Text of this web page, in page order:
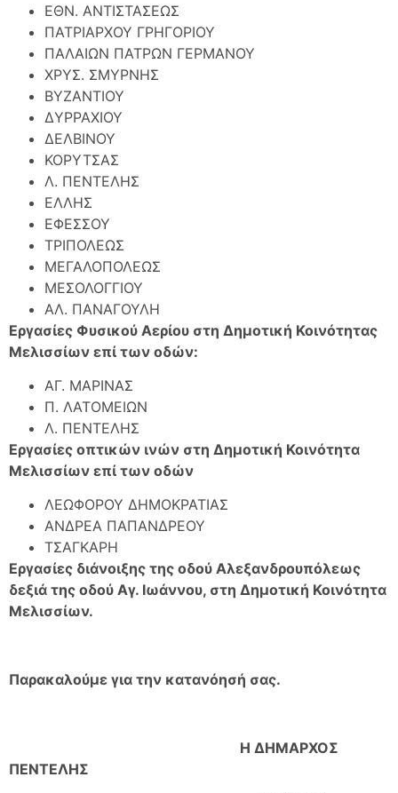
ΕΘΝ. ΑΝΤΙΣΤΑΣΕΩΣ
ΠΑΤΡΙΑΡΧΟΥ ΓΡΗΓΟΡΙΟΥ
ΠΑΛΑΙΩΝ ΠΑΤΡΩΝ ΓΕΡΜΑΝΟΥ
ΧΡΥΣ. ΣΜΥΡΝΗΣ
ΒΥΖΑΝΤΙΟΥ
ΔΥΡΡΑΧΙΟΥ
ΔΕΛΒΙΝΟΥ
ΚΟΡΥΤΣΑΣ
Λ. ΠΕΝΤΕΛΗΣ
ΕΛΛΗΣ
ΕΦΕΣΣΟΥ
ΤΡΙΠΟΛΕΩΣ
ΜΕΓΑΛΟΠΟΛΕΩΣ
ΜΕΣΟΛΟΓΓΙΟΥ
ΑΛ. ΠΑΝΑΓΟΥΛΗ
Εργασίες Φυσικού Αερίου στη Δημοτική Κοινότητας
Μελισσίων επί των οδών:
ΑΓ. ΜΑΡΙΝΑΣ
Π. ΛΑΤΟΜΕΙΩΝ
Λ. ΠΕΝΤΕΛΗΣ
Εργασίες οπτικών ινών στη Δημοτική Κοινότητα
Μελισσίων επί των οδών
ΛΕΩΦΟΡΟΥ ΔΗΜΟΚΡΑΤΙΑΣ
ΑΝΔΡΕΑ ΠΑΠΑΝΔΡΕΟΥ
ΤΣΑΓΚΑΡΗ
Εργασίες διάνοιξης της οδού Αλεξανδρουπόλεως
δεξιά της οδού Αγ. Ιωάννου, στη Δημοτική Κοινότητα
Μελισσίων.
Παρακαλούμε για την κατανόησή σας.
Η ΔΗΜΑΡΧΟΣ
ΠΕΝΤΕΛΗΣ